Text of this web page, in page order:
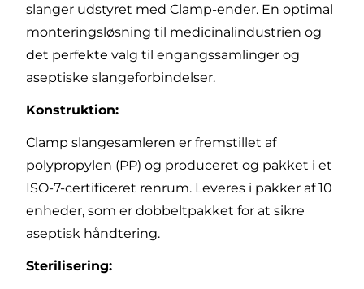
slanger udstyret med Clamp-ender. En optimal
monteringsløsning til medicinalindustrien og
det perfekte valg til engangssamlinger og
aseptiske slangeforbindelser.
Konstruktion:
Clamp slangesamleren er fremstillet af
polypropylen (PP) og produceret og pakket i et
ISO-7-certificeret renrum. Leveres i pakker af 10
enheder, som er dobbeltpakket for at sikre
aseptisk håndtering.
Sterilisering: